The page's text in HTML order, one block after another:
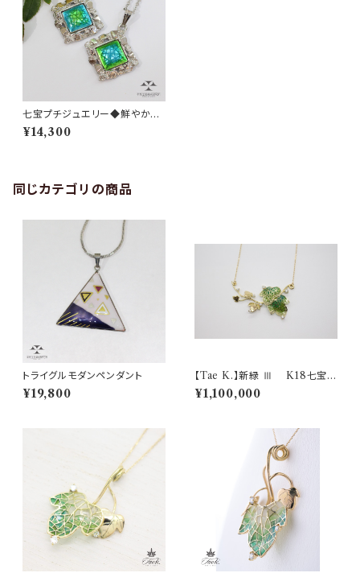
七宝プチジュエリー◆鮮やかな
ブルーとグリーン◇純銀七宝石
垣ネックレス
¥14,300
同じカテゴリの商品
トライグルモダンペンダント
¥19,800
【Tae K.】新緑 Ⅲ K18七宝プ
リカジュールペンダント(0.365
ct)
¥1,100,000